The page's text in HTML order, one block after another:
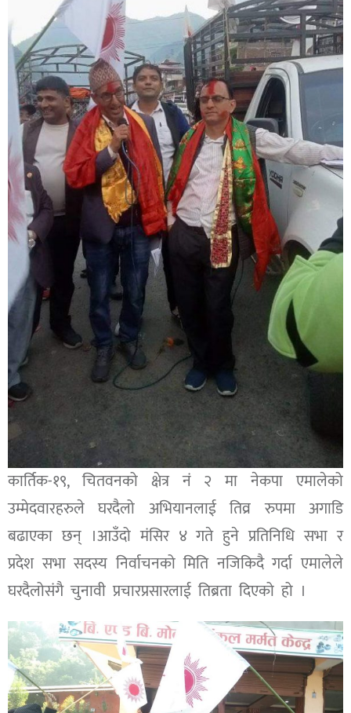
कार्तिक-१९, चितवनको क्षेत्र नं २ मा नेकपा एमालेको
उम्मेदवारहरुले घरदैलो अभियानलाई तिव्र रुपमा अगाडि
बढाएका छन् ।आउँदो मंसिर ४ गते हुने प्रतिनिधि सभा र
प्रदेश सभा सदस्य निर्वाचनको मिति नजिकिदै गर्दा एमालेले
घरदैलोसंगै चुनावी प्रचारप्रसारलाई तिब्रता दिएको हो ।